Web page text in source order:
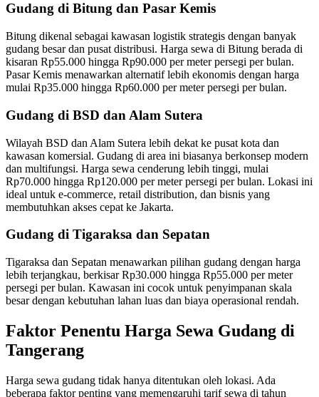
Gudang di Bitung dan Pasar Kemis
Bitung dikenal sebagai kawasan logistik strategis dengan banyak
gudang besar dan pusat distribusi. Harga sewa di Bitung berada di
kisaran Rp55.000 hingga Rp90.000 per meter persegi per bulan.
Pasar Kemis menawarkan alternatif lebih ekonomis dengan harga
mulai Rp35.000 hingga Rp60.000 per meter persegi per bulan.
Gudang di BSD dan Alam Sutera
Wilayah BSD dan Alam Sutera lebih dekat ke pusat kota dan
kawasan komersial. Gudang di area ini biasanya berkonsep modern
dan multifungsi. Harga sewa cenderung lebih tinggi, mulai
Rp70.000 hingga Rp120.000 per meter persegi per bulan. Lokasi ini
ideal untuk e-commerce, retail distribution, dan bisnis yang
membutuhkan akses cepat ke Jakarta.
Gudang di Tigaraksa dan Sepatan
Tigaraksa dan Sepatan menawarkan pilihan gudang dengan harga
lebih terjangkau, berkisar Rp30.000 hingga Rp55.000 per meter
persegi per bulan. Kawasan ini cocok untuk penyimpanan skala
besar dengan kebutuhan lahan luas dan biaya operasional rendah.
Faktor Penentu Harga Sewa Gudang di
Tangerang
Harga sewa gudang tidak hanya ditentukan oleh lokasi. Ada
beberapa faktor penting yang memengaruhi tarif sewa di tahun